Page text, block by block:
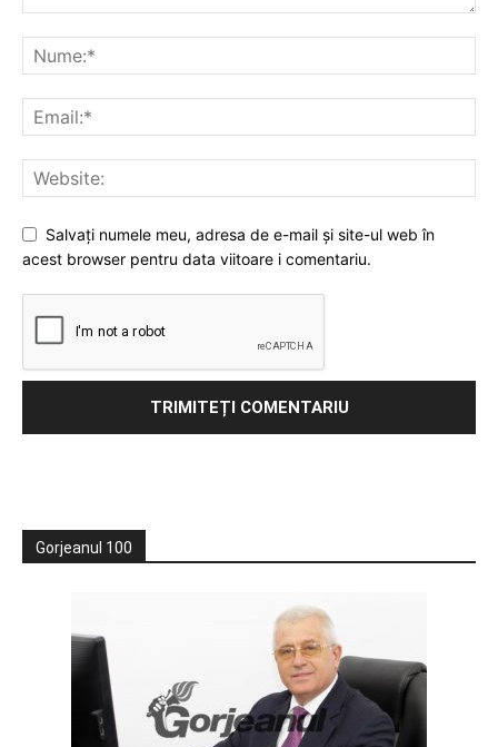
Salvați numele meu, adresa de e-mail și site-ul web în
acest browser pentru data viitoare i comentariu.
Gorjeanul 100